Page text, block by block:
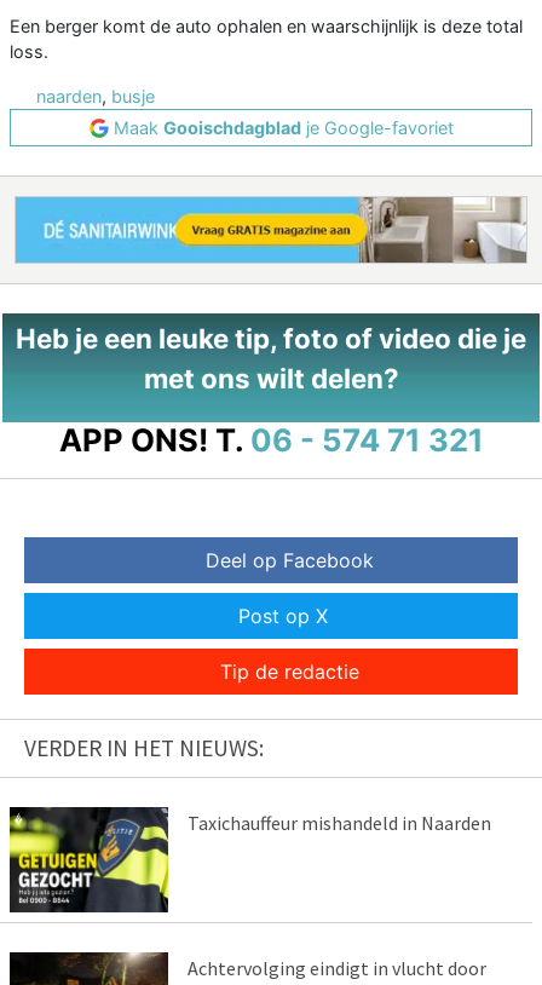
Een berger komt de auto ophalen en waarschijnlijk is deze total
loss.
naarden, busje
Maak Gooischdagbladje Google-favoriet
Heb je een leuke tip, foto of video die je
met ons wilt delen?
APP ONS! T. 06 - 574 71 321
Deel op Facebook
Post op X
Tip de redactie
VERDER IN HET NIEUWS:
Taxichauffeur mishandeld in Naarden
Achtervolging eindigt in vlucht door